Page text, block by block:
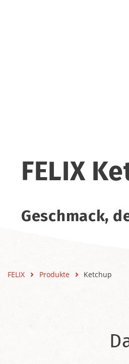
FELIX
Geschmack,
FELIX Produkte Ketchup